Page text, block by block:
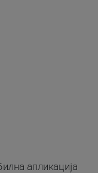
апликација